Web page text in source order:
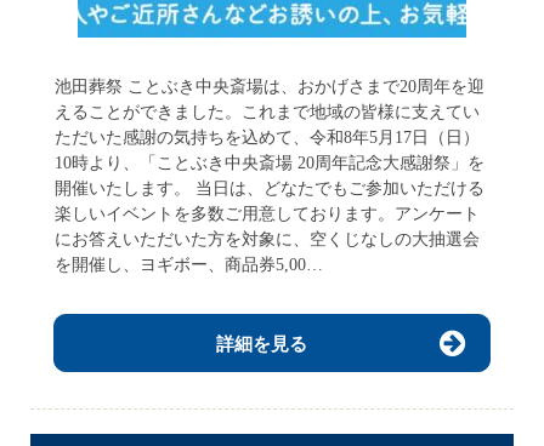
池田葬祭 ことぶき中央斎場は、おかげさまで20周年を迎
えることができました。これまで地域の皆様に支えてい
ただいた感謝の気持ちを込めて、令和8年5月17日（日）
10時より、「ことぶき中央斎場 20周年記念大感謝祭」を
開催いたします。 当日は、どなたでもご参加いただける
楽しいイベントを多数ご用意しております。アンケート
にお答えいただいた方を対象に、空くじなしの大抽選会
を開催し、ヨギボー、商品券5,00…
詳細を見る